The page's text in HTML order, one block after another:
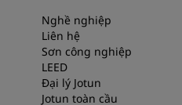
Nghề nghiệp
Liên hệ
Sơn công nghiệp
LEED
Đại lý Jotun
Jotun toàn cầu